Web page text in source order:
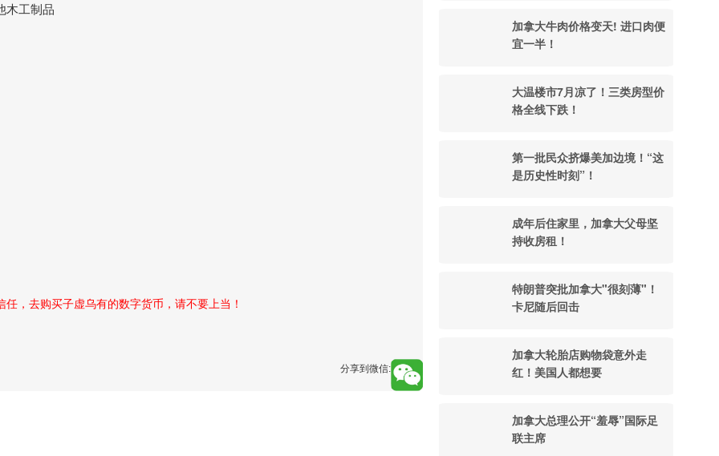
加拿大牛肉价格变天! 进口肉便
宜一半！
大温楼市7月凉了！三类房型价
格全线下跌！
第一批民众挤爆美加边境！“这
是历史性时刻”！
成年后住家里，加拿大父母坚
持收房租！
特朗普突批加拿大"很刻薄"！
卡尼随后回击
加拿大轮胎店购物袋意外走
红！美国人都想要
加拿大总理公开“羞辱”国际足
联主席
木工制品
，去购买子虚乌有的数字货币，请不要上当！
分享到微信: